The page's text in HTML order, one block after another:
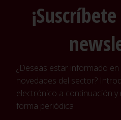
¿Deseas estar informado
novedades del sector?
electrónico a continuación
forma periódica